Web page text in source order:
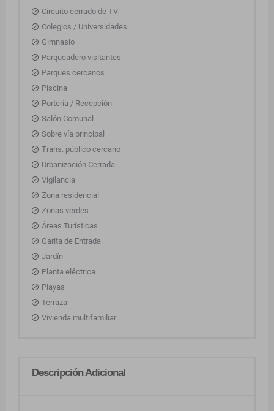
Circuito cerrado de TV
Colegios / Universidades
Gimnasio
Parqueadero visitantes
Parques cercanos
Piscina
Portería / Recepción
Salón Comunal
Sobre vía principal
Trans. público cercano
Urbanización Cerrada
Vigilancia
Zona residencial
Zonas verdes
Áreas Turísticas
Garita de Entrada
Jardín
Planta eléctrica
Playas
Terraza
Vivienda multifamiliar
Descripción Adicional